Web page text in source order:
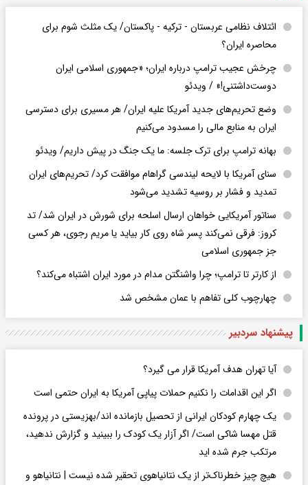
ائتلاف نظامی عربستان - ترکیه - پاکستان/ یک مثلث شوم برای
محاصره ایران؟
چرخش عجیب ترامپ درباره ایران؛ «جمهوری اسلامی ایران
دوست‌داشتنی!» / ویدئو
وضع تحریم‌های جدید آمریکا علیه ایران/ هر مسیری برای دسترسی
ایران به منابع مالی را مسدود می‌کنیم
بهانه ترامپ برای ترک جلسه: ما یک جنگ در پیش داریم/ ویدئو
سنای آمریکا با لایحه لیندسی گراهام موافقت کرد/ تحریم‌های ایران
تمدید و فشار بر روسیه تشدید می‌شود
سناتور آمریکایی خواهان ارسال اسلحه برای شورش در ایران شد/ تد
کروز: فرقی نمی‌کند پسر شاه روی کار بیاید یا مریم رجوی، هر کسی
جز جمهوری اسلامی
از کارتر تا ترامپ؛ چرا واشنگتن مدام در مورد ایران اشتباه می‌کند؟
چهارچوب کلی تفاهم با عمان مشخص شد
پیشنهاد سردبیر
آیا تهران هدف آمریکا قرار می گیرد؟
اگر این اقدامات را نکنیم حملات پیاپی آمریکا به ایران حتمی است
یک چهارم کودکان ایرانی از تحصیل بازمانده اند/بهزیستی در پرونده
قتل مهسا شاکی است/ اگر آزار یک کودک را ببینید و گزارش ندهید،
مرتکب جرم شده اید
هیچ چیز خطرناک‌تر از یک نتانیاهوی تحقیر شده نیست | نتانیاهو و